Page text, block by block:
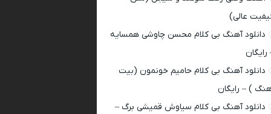
عالی)
دانلود آهنگ بی کلام محسن چاوشی همسایه
رایگان
دانلود آهنگ بی کلام حامیم خونمون (بیت
) – رایگان
دانلود آهنگ بی کلام سیاوش قمیشی برگ –